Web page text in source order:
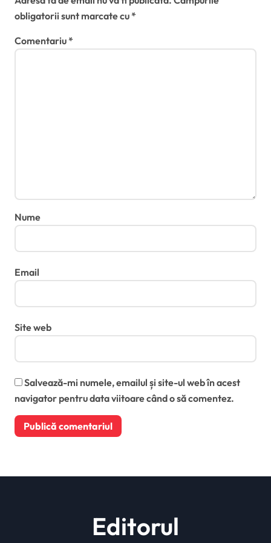
obligatorii sunt marcate cu*
Comentariu*
Nume
Email
Site web
Salvează-mi numele, emailul și site-ul web în acest
navigator pentru data viitoare când o să comentez.
Editorul